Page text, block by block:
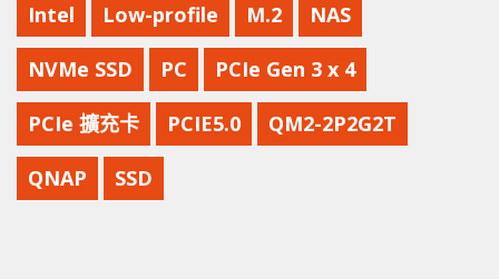
Intel Low-profile M.2 NAS
NVMe SSD PC PCIe Gen 3 x 4
PCIe 擴充卡 PCIE5.0 QM2-2P2G2T
QNAP SSD